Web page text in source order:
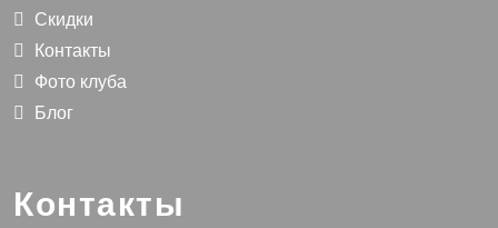
Скидки
Контакты
Фото клуба
Блог
Контакты